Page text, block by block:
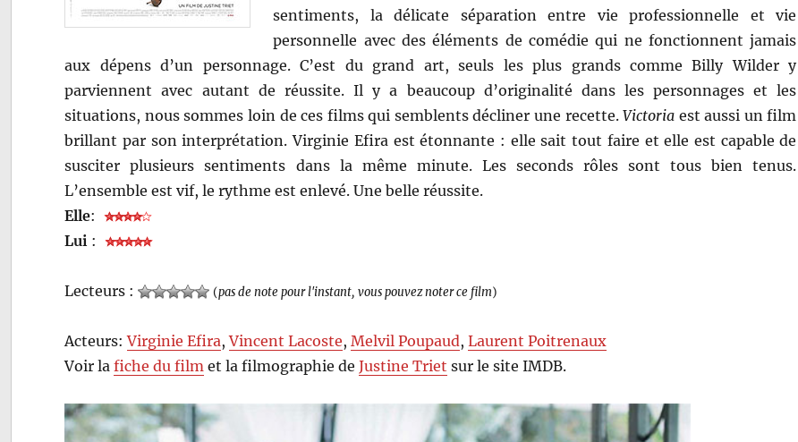
sentiments, la délicate séparation entre vie professionnelle et vie
personnelle avec des éléments de comédie qui ne fonctionnent jamais
aux dépens d’un personnage. C’est du grand art, seuls les plus grands comme Billy Wilder y
parviennent avec autant de réussite. Il y a beaucoup d’originalité dans les personnages et les
situations, nous sommes loin de ces films qui semblents décliner une recette.Victoria est aussi un film
brillant par son interprétation. Virginie Efira est étonnante : elle sait tout faire et elle est capable de
susciter plusieurs sentiments dans la même minute. Les seconds rôles sont tous bien tenus.
L’ensemble est vif, le rythme est enlevé. Une belle réussite.
Elle:
Lui :
Lecteurs : (pas de note pour l'instant, vous pouvez noter ce film)
Acteurs:Virginie Efira,Vincent Lacoste,Melvil Poupaud,Laurent Poitrenaux
Voir lafiche du film et la filmographie deJustine Triet sur le site IMDB.